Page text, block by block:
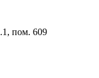
пом. 609